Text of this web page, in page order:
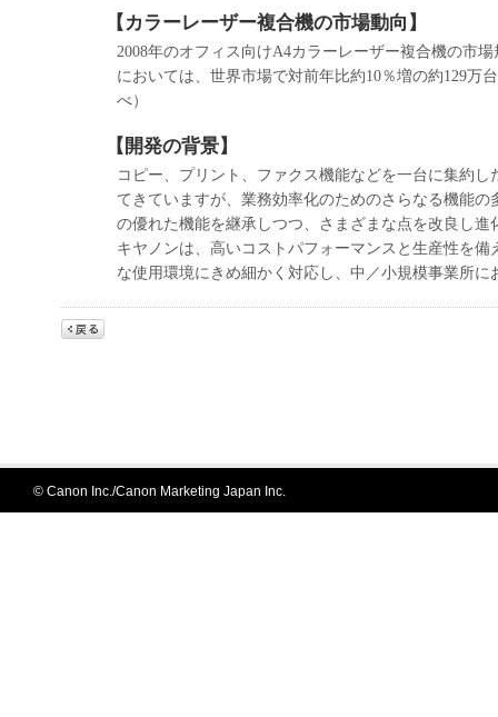
【カラーレーザー複合機の市場動向】
2008年のオフィス向けA4カラーレーザー複合機の市
においては、世界市場で対前年比約10％増の約129万
べ）
【開発の背景】
コピー、プリント、ファクス機能などを一台に集約
てきていますが、業務効率化のためのさらなる機能
の優れた機能を継承しつつ、さまざまな点を改良し
キヤノンは、高いコストパフォーマンスと生産性を
な使用環境にきめ細かく対応し、中／小規模事業所
© Canon Inc./Canon Marketing Japan Inc.